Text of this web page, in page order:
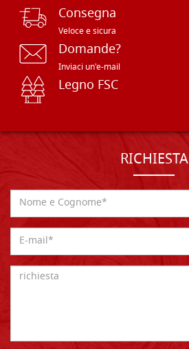
Consegna
Veloce e sicura
Domande?
Inviaci un'e-mail
Legno FSC
RICHIESTA